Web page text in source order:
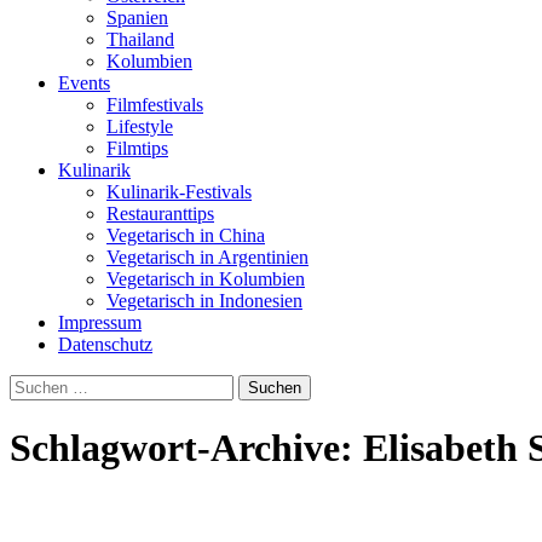
Spanien
Thailand
Kolumbien
Events
Filmfestivals
Lifestyle
Filmtips
Kulinarik
Kulinarik-Festivals
Restauranttips
Vegetarisch in China
Vegetarisch in Argentinien
Vegetarisch in Kolumbien
Vegetarisch in Indonesien
Impressum
Datenschutz
Suchen
nach:
Schlagwort-Archive: Elisabeth